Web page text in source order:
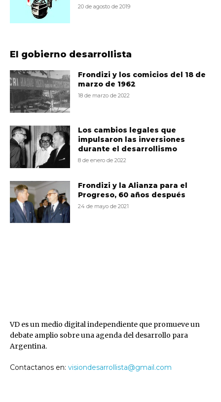
20 de agosto de 2019
El gobierno desarrollista
Frondizi y los comicios del 18 de
marzo de 1962
18 de marzo de 2022
Los cambios legales que
impulsaron las inversiones
durante el desarrollismo
8 de enero de 2022
Frondizi y la Alianza para el
Progreso, 60 años después
24 de mayo de 2021
VD es un medio digital independiente que promueve un
debate amplio sobre una agenda del desarrollo para
Argentina.
Contactanos en: visiondesarrollista@gmail.com